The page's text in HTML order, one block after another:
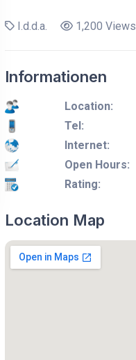
I.d.d.a. 1,200 Views
Informationen
Location:
Tel:
Internet:
Open Hours:
Rating:
Location Map